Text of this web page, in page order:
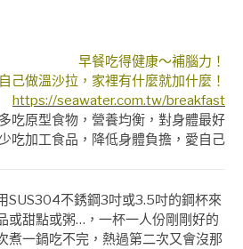
早餐吃得健康～補腦力！
自己做溫沙拉，家裡有什麼就加什麼！
https://seawater.com.tw/breakfast
多吃原型食物，營養均衡，對身體最好
少吃加工食品，降低身體負擔，愛自己
SUS304不銹鋼3吋或3.5吋的鋼杯來
或甜點或粥…，一杯一人份剛剛好的
煮一鍋吃不完，熱過第二次又會沒那